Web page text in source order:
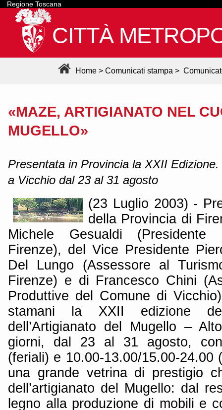
Regione Toscana
CITTÀ
Home > Comunicati stampa >
«MAZE, ARTIGIANATO NEL
MUGELLO»
Presentata in Provincia la XXII
a Vicchio dal 23 al 31 agosto
(23 Luglio 2003) -
della Provincia di
Michele Gesualdi
Firenze), del Vice Presidente
Del Lungo (Assessore al
Firenze) e di Francesco Chini
Produttive del Comune di
stamani la XXII edizione
dell’Artigianato del Mugello –
giorni, dal 23 al 31 agosto,
(feriali) e 10.00-13.00/15.00-24.00
una grande vetrina di prestigio
dell’artigianato del Mugello: dal
legno alla produzione di mobili e